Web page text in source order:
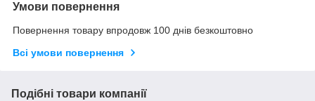
Умови повернення
Повернення товару впродовж 100 днів безкоштовно
Всі умови повернення
Подібні товари компанії